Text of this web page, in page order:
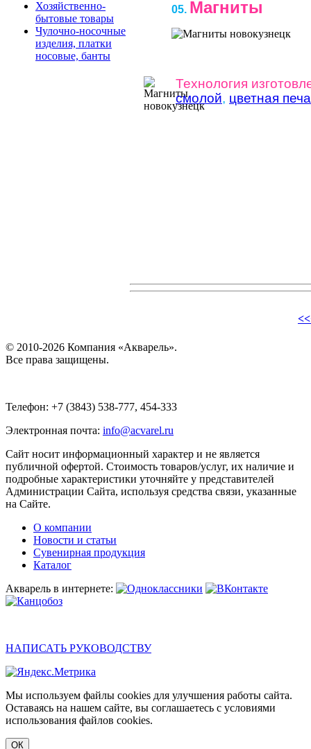
Хозяйственно-
бытовые товары
Чулочно-носочные
изделия, платки
носовые, банты
05. Магниты
Технология
смолой, цветная
© 2010-2026 Компания «Акварель».
Все права защищены.
Телефон: +7 (3843) 538-777, 454-333
Электронная почта: info@acvarel.ru
Сайт носит информационный характер и не является
публичной офертой. Стоимость товаров/услуг, их наличие и
подробные характеристики уточняйте у представителей
Администрации Сайта, используя средства связи, указанные
на Сайте.
О компании
Новости и статьи
Сувенирная продукция
Каталог
Акварель в интернете:
НАПИСАТЬ РУКОВОДСТВУ
Мы используем файлы cookies для улучшения работы сайта.
Оставаясь на нашем сайте, вы соглашаетесь с условиями
использования файлов cookies.
ОК